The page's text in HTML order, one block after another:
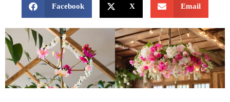
Facebook X Email